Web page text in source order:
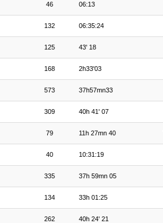
46 06:13
132 06:35:24
125 43' 18
168 2h33'03
573 37h57mn33
309 40h 41' 07
79 11h 27mn 40
40 10:31:19
335 37h 59mn 05
134 33h 01:25
262 40h 24' 21